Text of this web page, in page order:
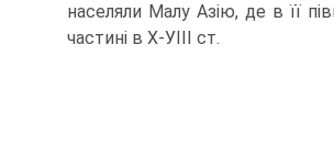
населяли Малу Азію, де в її
частині в Х-УІІІ ст.